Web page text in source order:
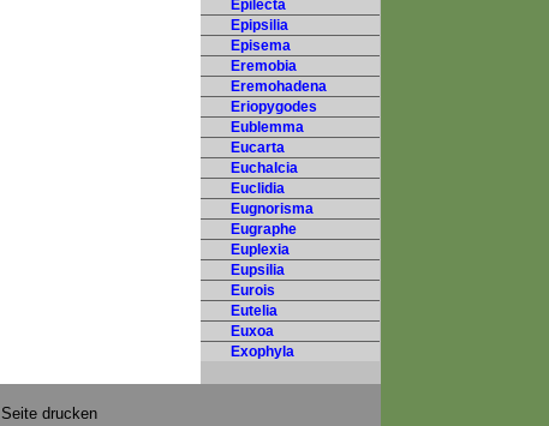
Epilecta
Epipsilia
Episema
Eremobia
Eremohadena
Eriopygodes
Eublemma
Eucarta
Euchalcia
Euclidia
Eugnorisma
Eugraphe
Euplexia
Eupsilia
Eurois
Eutelia
Euxoa
Exophyla
Seite drucken